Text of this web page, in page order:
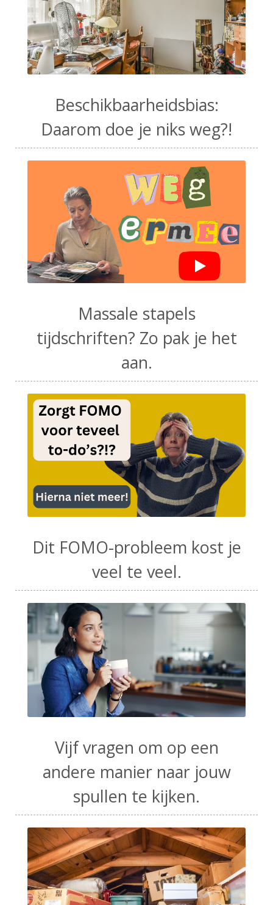
Beschikbaarheidsbias:
Daarom doe je niks weg?!
Massale stapels
tijdschriften? Zo pak je het
aan.
Dit FOMO-probleem kost je
veel te veel.
Vijf vragen om op een
andere manier naar jouw
spullen te kijken.